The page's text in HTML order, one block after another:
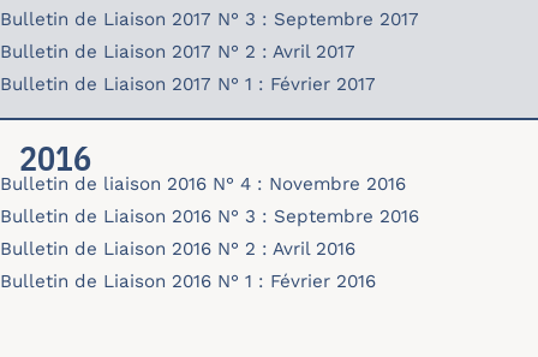
Bulletin de Liaison 2017 N° 3 : Septembre 2017
bulletin-17-03.pdf
Bulletin de Liaison 2017 N° 2 : Avril 2017
bulletin-17-02.pdf
Bulletin de Liaison 2017 N° 1 : Février 2017
bulletin-17-01.pdf
2016
Bulletin de liaison 2016 N° 4 : Novembre 2016
bulletin-16-04.pdf
Bulletin de Liaison 2016 N° 3 : Septembre 2016
bulletin-16-03.pdf
Bulletin de Liaison 2016 N° 2 : Avril 2016
bulletin-16-02.pdf
Bulletin de Liaison 2016 N° 1 : Février 2016
bulletin-16-01.pdf